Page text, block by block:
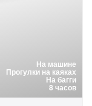
На машине
Прогулки на каяках
На багги
8 часов